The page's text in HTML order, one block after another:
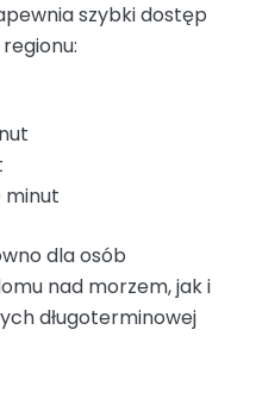
szybki dostęp
minut
dla osób
nad morzem, jak i
długoterminowej